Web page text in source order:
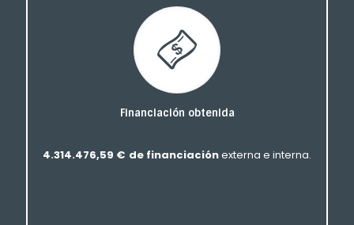
Financiación obtenida
4.314.476,59 € de financiaciónexterna e interna.